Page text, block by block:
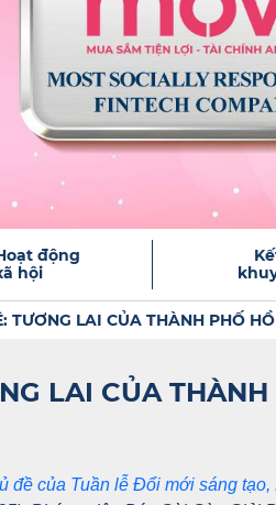
động
hội
TƯƠNG LAI CỦA THÀNH PHỐ
LAI CỦA THÀNH
đề của Tuần lễ Đổi mới sáng tạo,